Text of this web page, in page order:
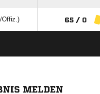
Offiz.) 65 / 0
MELDEN